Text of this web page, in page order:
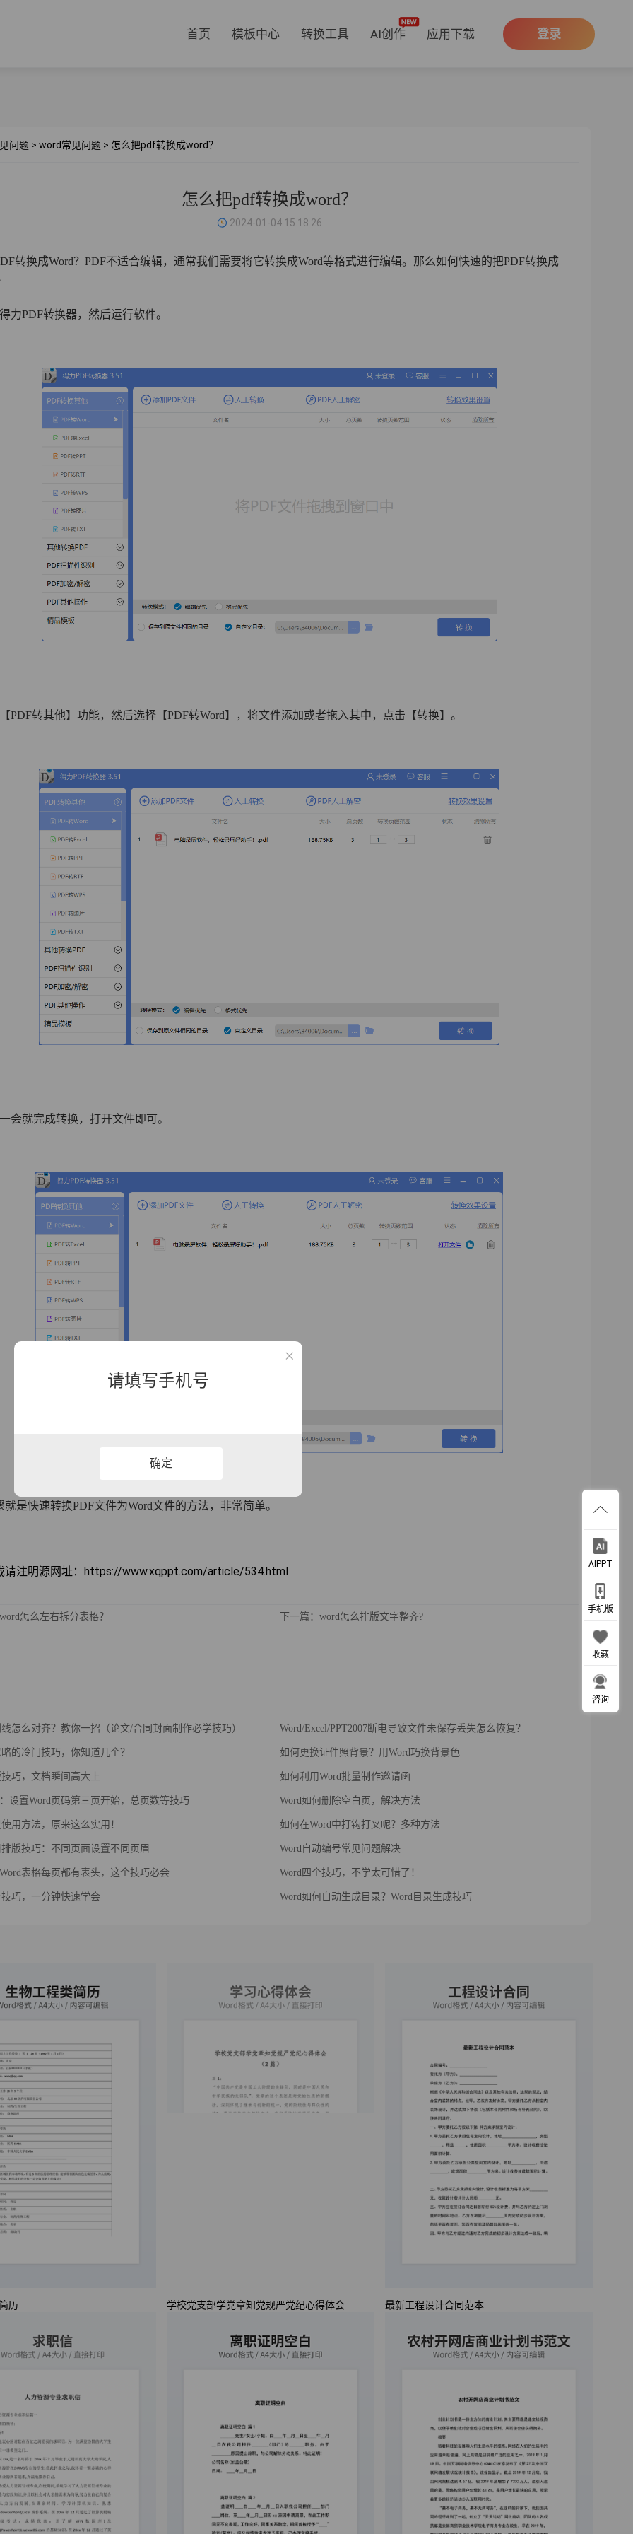
首页 模板中心 转换工具 AI创作 应用下载 登录
问题 > word常见问题 > 怎么把pdf转换成word？
怎么把pdf转换成word？
2024-01-04 15:18:26
转换成Word？PDF不适合编辑，通常我们需要将它转换成Word等格式进行编辑。那么如何快速的把PDF转换成
力PDF转换器，然后运行软件。
PDF转其他】功能，然后选择【PDF转Word】，将文件添加或者拖入其中，点击【转换】。
会就完成转换，打开文件即可。
就是快速转换PDF文件为Word文件的方法，非常简单。
请注明源网址：https://www.xqppt.com/article/534.html
怎么左右拆分表格？ 下一篇：word怎么排版文字整齐?
怎么对齐？教你一招（论文/合同封面制作必学技巧）
的冷门技巧，你知道几个？
巧，文档瞬间高大上
设置Word页码第三页开始，总页数等技巧
用方法，原来这么实用！
排版技巧：不同页面设置不同页眉
表格每页都有表头，这个技巧必会
巧，一分钟快速学会
Word/Excel/PPT2007断电导致文件未保存丢失怎么恢复？
如何更换证件照背景？用Word巧换背景色
如何利用Word批量制作邀请函
Word如何删除空白页，解决方法
如何在Word中打钩打叉呢？多种方法
Word自动编号常见问题解决
Word四个技巧，不学太可惜了！
Word如何自动生成目录？Word目录生成技巧
历 学校党支部学党章知党规严党纪心得体会 最新工程设计合同范本
AIPPT
手机版
收藏
咨询
请填写手机号
确定